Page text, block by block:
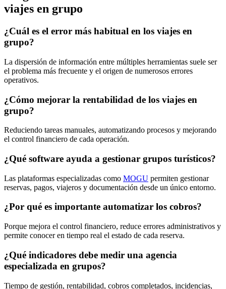
viajes en grupo
¿Cuál es el error más habitual en los viajes en
grupo?
La dispersión de información entre múltiples herramientas suele ser
el problema más frecuente y el origen de numerosos errores
operativos.
¿Cómo mejorar la rentabilidad de los viajes en
grupo?
Reduciendo tareas manuales, automatizando procesos y mejorando
el control financiero de cada operación.
¿Qué software ayuda a gestionar grupos turísticos?
Las plataformas especializadas como MOGU permiten gestionar
reservas, pagos, viajeros y documentación desde un único entorno.
¿Por qué es importante automatizar los cobros?
Porque mejora el control financiero, reduce errores administrativos y
permite conocer en tiempo real el estado de cada reserva.
¿Qué indicadores debe medir una agencia
especializada en grupos?
Tiempo de gestión, rentabilidad, cobros completados, incidencias,